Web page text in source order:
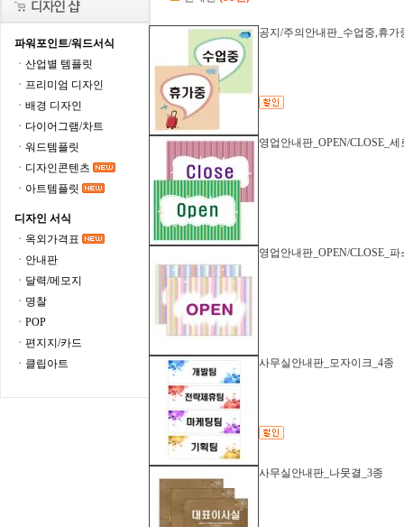
파워포인트/워드서식
ㆍ산업별 템플릿
ㆍ프리미엄 디자인
ㆍ배경 디자인
ㆍ다이어그램/차트
ㆍ워드템플릿
ㆍ디자인콘텐츠
ㆍ아트템플릿
디자인 서식
ㆍ옥외가격표
ㆍ안내판
ㆍ달력/메모지
ㆍ명찰
ㆍPOP
ㆍ편지지/카드
ㆍ클립아트
공지/주의안내판_수업중,휴가
영업안내판_OPEN/CLOSE_
영업안내판_OPEN/CLOSE_파
사무실안내판_모자이크_4종
사무실안내판_나뭇결_3종